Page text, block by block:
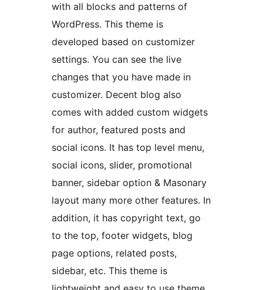
with all blocks and patterns of
WordPress. This theme is
developed based on customizer
settings. You can see the live
changes that you have made in
customizer. Decent blog also
comes with added custom widgets
for author, featured posts and
social icons. It has top level menu,
social icons, slider, promotional
banner, sidebar option & Masonary
layout many more other features. In
addition, it has copyright text, go
to the top, footer widgets, blog
page options, related posts,
sidebar, etc. This theme is